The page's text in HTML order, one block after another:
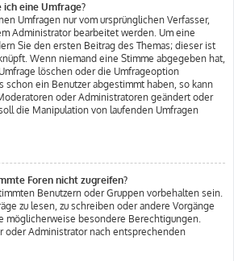
eine Umfrage?
Umfragen nur vom ursprünglichen Verfasser,
Administrator bearbeitet werden. Um eine
Sie den ersten Beitrag des Themas; dieser ist
Wenn niemand eine Stimme abgegeben hat,
löschen oder die Umfrageoption
schon ein Benutzer abgestimmt haben, so kann
oder Administratoren geändert oder
die Manipulation von laufenden Umfragen
Foren nicht zugreifen?
Benutzern oder Gruppen vorbehalten sein.
zu lesen, zu schreiben oder andere Vorgänge
möglicherweise besondere Berechtigungen.
oder Administrator nach entsprechenden